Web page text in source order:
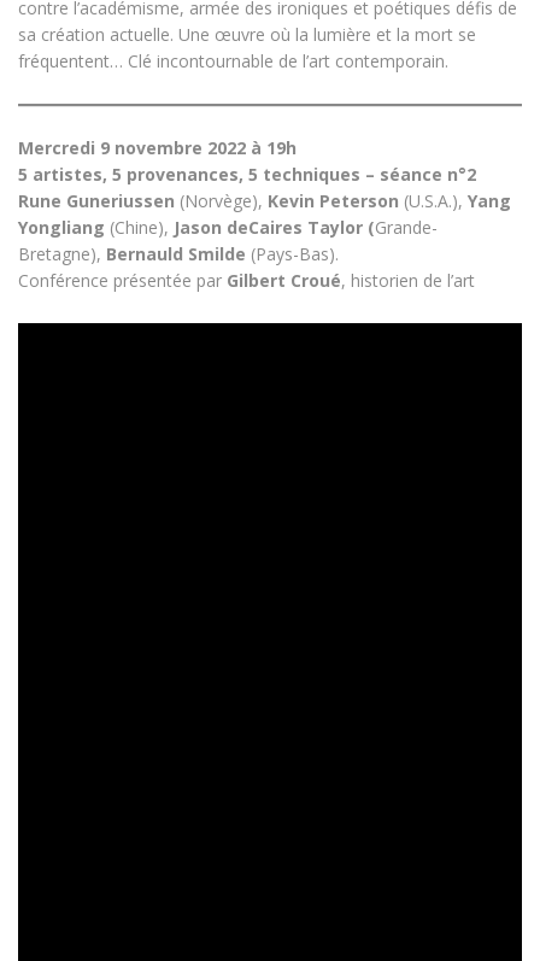
contre l’académisme, armée des ironiques et poétiques défis de
sa création actuelle. Une œuvre où la lumière et la mort se
fréquentent… Clé incontournable de l’art contemporain.
Mercredi 9 novembre 2022 à 19h
5 artistes, 5 provenances, 5 techniques – séance n°2
Rune Guneriussen (Norvège), Kevin Peterson (U.S.A.), Yang
Yongliang (Chine), Jason deCaires Taylor (Grande-
Bretagne), Bernauld Smilde (Pays-Bas).
Conférence présentée par Gilbert Croué, historien de l’art